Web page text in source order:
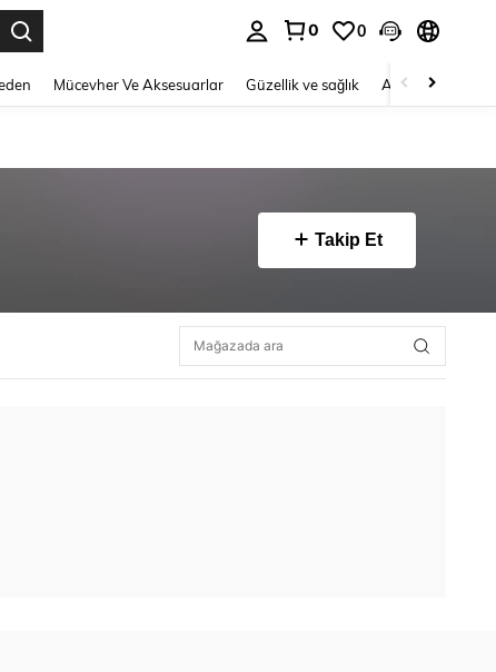
0 0
Mücevher Ve Aksesuarlar Güzellik ve sağlık Ayakkabı
Takip Et